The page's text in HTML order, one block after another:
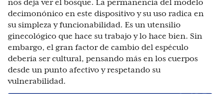
nos deja ver el bosque. La permanencia del modelo
decimonónico en este dispositivo y su uso radica en
su simpleza y funcionabilidad. Es un utensilio
ginecológico que hace su trabajo y lo hace bien. Sin
embargo, el gran factor de cambio del espéculo
debería ser cultural, pensando más en los cuerpos
desde un punto afectivo y respetando su
vulnerabilidad.